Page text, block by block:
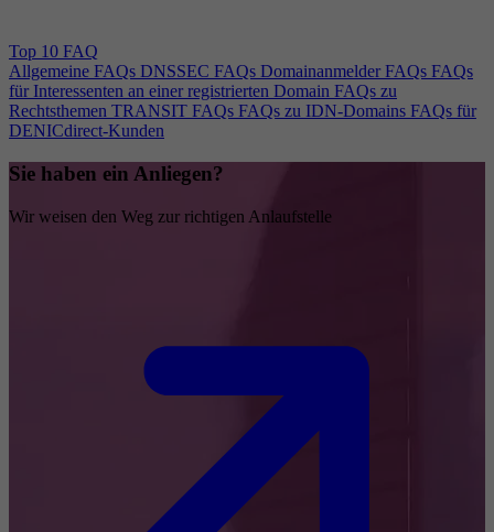
Top 10 FAQ
Allgemeine FAQs DNSSEC FAQs Domainanmelder FAQs FAQs
für Interessenten an einer registrierten Domain FAQs zu
Rechtsthemen TRANSIT FAQs FAQs zu IDN-Domains FAQs für
DENICdirect-Kunden
Sie haben ein Anliegen?
Wir weisen den Weg zur richtigen Anlaufstelle